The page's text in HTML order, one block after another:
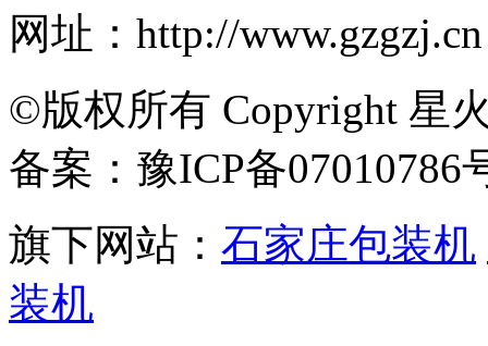
网址：http://www.gzgzj.cn
©版权所有 Copyright 星
备案：豫ICP备07010786
旗下网站： 石家庄包装机
装机